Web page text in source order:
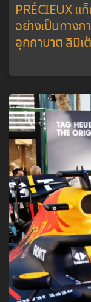
PRÉCIEUX
อย่างเป็นทาง
อุกกาบาต ลิมิเ